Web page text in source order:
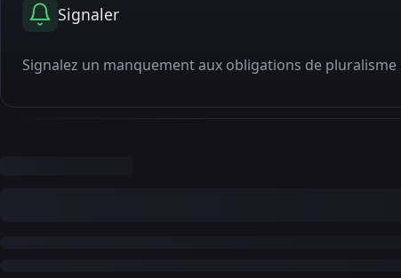
Signaler
Signalez un manquement aux obligations de